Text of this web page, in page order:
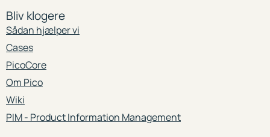
Bliv klogere
Sådan hjælper vi
Cases
PicoCore
Om Pico
Wiki
PIM - Product Information Management